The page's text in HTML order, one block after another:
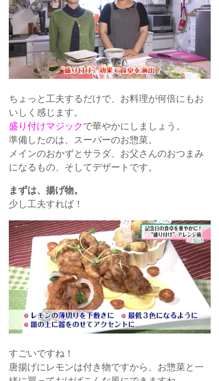
ちょっと工夫するだけで、お料理が何倍にもお
いしく感じます。
盛り付けマジックで華やかにしましょう。
準備したのは、スーパーのお惣菜。
メインのおかずとサラダ、お父さんのおつまみ
になるもの、そしてデザートです。
まずは、揚げ物。
少し工夫すれば！
すごいですね！
唐揚げにレモンは付き物ですから、お惣菜と一